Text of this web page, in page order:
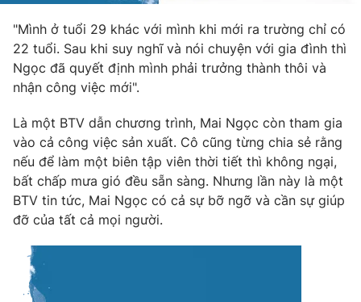
"Mình ở tuổi 29 khác với mình khi mới ra trường chỉ có
22 tuổi. Sau khi suy nghĩ và nói chuyện với gia đình thì
Ngọc đã quyết định mình phải trưởng thành thôi và
nhận công việc mới".
Là một BTV dẫn chương trình, Mai Ngọc còn tham gia
vào cả công việc sản xuất. Cô cũng từng chia sẻ rằng
nếu để làm một biên tập viên thời tiết thì không ngại,
bất chấp mưa gió đều sẵn sàng. Nhưng lần này là một
BTV tin tức, Mai Ngọc có cả sự bỡ ngỡ và cần sự giúp
đỡ của tất cả mọi người.